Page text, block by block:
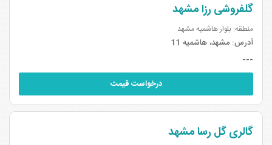
گلفروشی رزا مشهد
منطقه: بلوار هاشمیه مشهد
آدرس:مشهد، هاشمیه 11
---
درخواست قیمت
گالری گل رسا مشهد